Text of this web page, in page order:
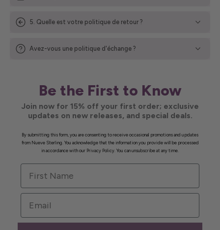
5. Quelle est votre politique de retour ?
Avez-vous une politique d'échange ?
Be the First to Know
Join now for 15% off your first order; exclusive
updates on new releases, and special deals.
By submitting this form, you are consenting to receive occasional promotions and updates
from Nueve Sterling. You acknowledge that the information you provide will be processed
in accordance with our Privacy Policy. You can unsubscribe at any time.
First Name
Email